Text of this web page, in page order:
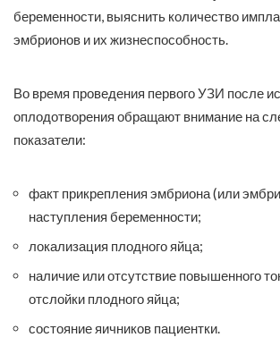
беременности, выяснить количество
эмбрионов и их жизнеспособность.
Во время проведения первого УЗИ после
оплодотворения обращают внимание на
показатели:
факт прикрепления эмбриона (или
наступления беременности;
локализация плодного яйца;
наличие или отсутствие повышенного
отслойки плодного яйца;
состояние яичников пациентки.